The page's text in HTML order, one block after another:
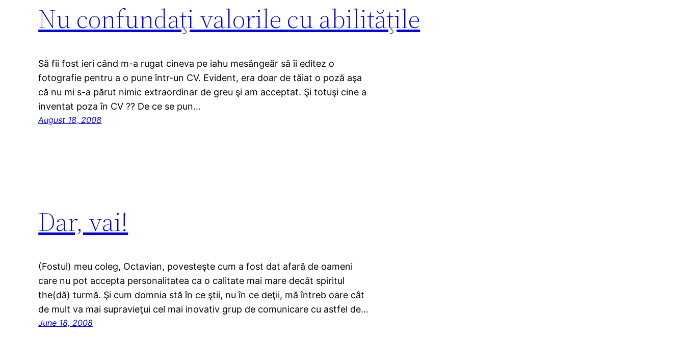
Nu confundaţi valorile cu abilităţile
Să fii fost ieri când m-a rugat cineva pe iahu mesăngeăr să îi editez o
fotografie pentru a o pune într-un CV. Evident, era doar de tăiat o poză aşa
că nu mi s-a părut nimic extraordinar de greu şi am acceptat. Şi totuşi cine a
inventat poza în CV ?? De ce se pun…
August 18, 2008
Dar, vai!
(Fostul) meu coleg, Octavian, povesteşte cum a fost dat afară de oameni
care nu pot accepta personalitatea ca o calitate mai mare decât spiritul
the(dă) turmă. Şi cum domnia stă în ce ştii, nu în ce deţii, mă întreb oare cât
de mult va mai supravieţui cel mai inovativ grup de comunicare cu astfel de…
June 18, 2008